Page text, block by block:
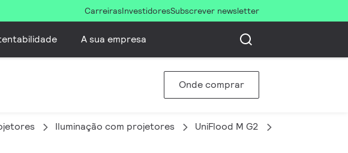
CarreirasInvestidoresSubscrever newsletter
A sua empresa
Onde comprar
Iluminação com projetores UniFlood M G2